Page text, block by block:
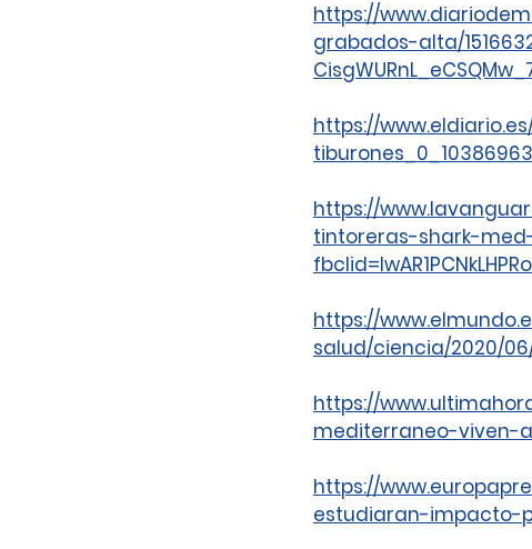
https://
grabados-alta/
https://
https://
tintoreras-shark-
https://
salud/ciencia/2020/
https://
mediterraneo-viven-
https://
estudiaran-impacto-